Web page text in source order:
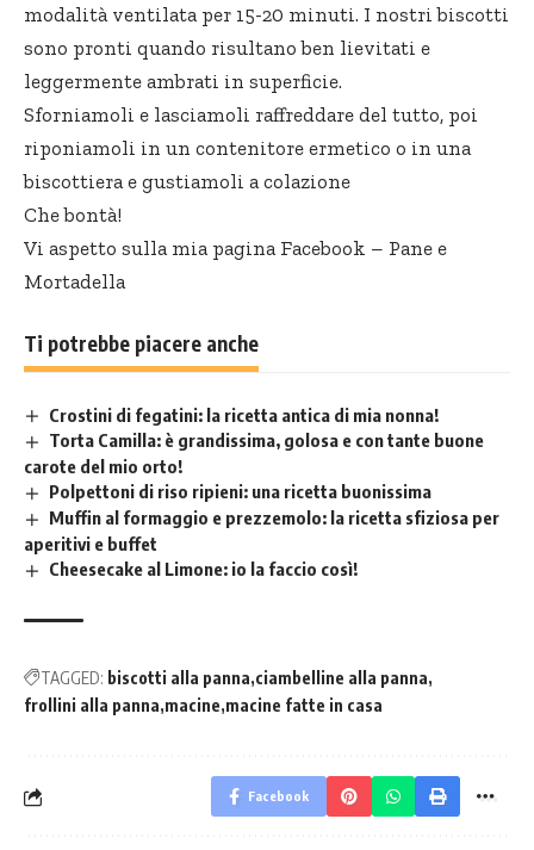
modalità ventilata per 15-20 minuti. I nostri biscotti
sono pronti quando risultano ben lievitati e
leggermente ambrati in superficie.
Sforniamoli e lasciamoli raffreddare del tutto, poi
riponiamoli in un contenitore ermetico o in una
biscottiera e gustiamoli a colazione
Che bontà!
Vi aspetto sulla mia pagina Facebook – Pane e
Mortadella
Ti potrebbe piacere anche
Crostini di fegatini: la ricetta antica di mia nonna!
Torta Camilla: è grandissima, golosa e con tante buone
carote del mio orto!
Polpettoni di riso ripieni: una ricetta buonissima
Muffin al formaggio e prezzemolo: la ricetta sfiziosa per
aperitivi e buffet
Cheesecake al Limone: io la faccio così!
TAGGED: biscotti alla panna ciambelline alla panna
frollini alla panna macine macine fatte in casa
Facebook